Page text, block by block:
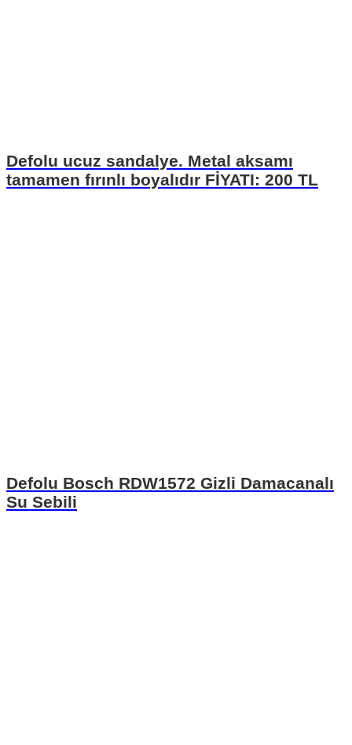
Defolu ucuz sandalye. Metal aksamı
tamamen fırınlı boyalıdır FİYATI: 200 TL
Defolu Bosch RDW1572 Gizli Damacanalı
Su Sebili